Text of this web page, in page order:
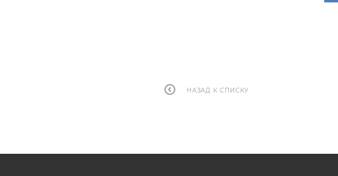
НАЗАД К СПИСКУ